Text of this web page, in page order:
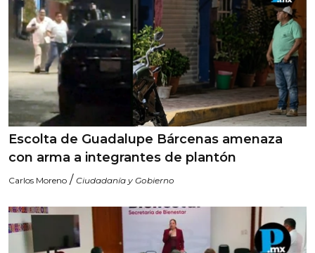
Escolta de Guadalupe Bárcenas amenaza
con arma a integrantes de plantón
Carlos Moreno / Ciudadanía y Gobierno